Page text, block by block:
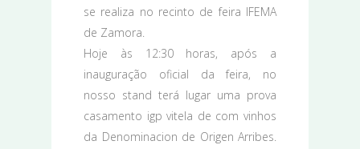
se realiza no recinto de feira IFEMA
de Zamora.
Hoje às 12:30 horas, após a
inauguração oficial da feira, no
nosso stand terá lugar uma prova
casamento igp vitela de com vinhos
da Denominacion de Origen Arribes.